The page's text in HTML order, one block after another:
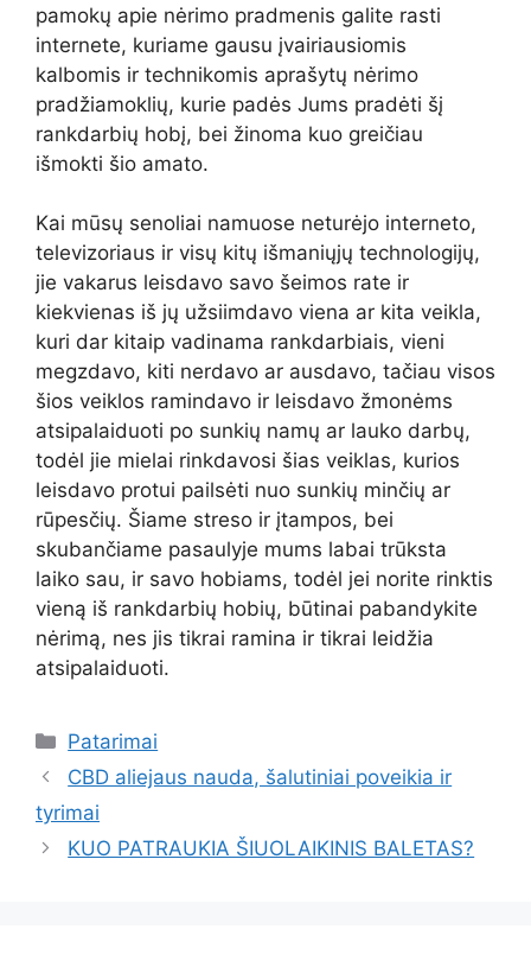
pamokų apie nėrimo pradmenis galite rasti
internete, kuriame gausu įvairiausiomis
kalbomis ir technikomis aprašytų nėrimo
pradžiamoklių, kurie padės Jums pradėti šį
rankdarbių hobį, bei žinoma kuo greičiau
išmokti šio amato.
Kai mūsų senoliai namuose neturėjo interneto,
televizoriaus ir visų kitų išmaniųjų technologijų,
jie vakarus leisdavo savo šeimos rate ir
kiekvienas iš jų užsiimdavo viena ar kita veikla,
kuri dar kitaip vadinama rankdarbiais, vieni
megzdavo, kiti nerdavo ar ausdavo, tačiau visos
šios veiklos ramindavo ir leisdavo žmonėms
atsipalaiduoti po sunkių namų ar lauko darbų,
todėl jie mielai rinkdavosi šias veiklas, kurios
leisdavo protui pailsėti nuo sunkių minčių ar
rūpesčių. Šiame streso ir įtampos, bei
skubančiame pasaulyje mums labai trūksta
laiko sau, ir savo hobiams, todėl jei norite rinktis
vieną iš rankdarbių hobių, būtinai pabandykite
nėrimą, nes jis tikrai ramina ir tikrai leidžia
atsipalaiduoti.
Kategorijos
Patarimai
CBD aliejaus nauda, šalutiniai poveikia ir
tyrimai
KUO PATRAUKIA ŠIUOLAIKINIS BALETAS?